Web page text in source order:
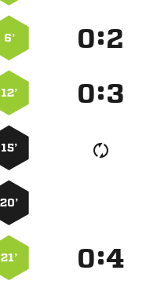
6’ :
12’ :
15’
20’
21’ :